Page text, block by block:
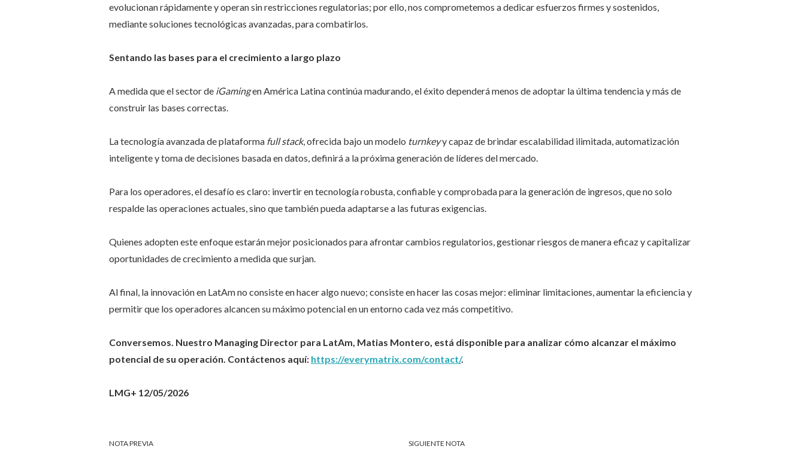
evolucionan rápidamente y operan sin restricciones regulatorias; por ello, nos comprometemos a dedicar esfuerzos firmes y sostenidos,
mediante soluciones tecnológicas avanzadas, para combatirlos.
Sentando las bases para el crecimiento a largo plazo
A medida que el sector de iGamingen América Latina continúa madurando, el éxito dependerá menos de adoptar la última tendencia y más de
construir las bases correctas.
La tecnología avanzada de plataforma full stack, ofrecida bajo un modelo turnkeyy capaz de brindar escalabilidad ilimitada, automatización
inteligente y toma de decisiones basada en datos, definirá a la próxima generación de líderes del mercado.
Para los operadores, el desafío es claro: invertir en tecnología robusta, confiable y comprobada para la generación de ingresos, que no solo
respalde las operaciones actuales, sino que también pueda adaptarse a las futuras exigencias.
Quienes adopten este enfoque estarán mejor posicionados para afrontar cambios regulatorios, gestionar riesgos de manera eficaz y capitalizar
oportunidades de crecimiento a medida que surjan.
Al final, la innovación en LatAm no consiste en hacer algo nuevo; consiste en hacer las cosas mejor: eliminar limitaciones, aumentar la eficiencia y
permitir que los operadores alcancen su máximo potencial en un entorno cada vez más competitivo.
Conversemos. Nuestro Managing Director para LatAm, Matias Montero, está disponible para analizar cómo alcanzar el máximo
potencial de su operación. Contáctenos aquí: https://everymatrix.com/contact/.
LMG+ 12/05/2026
NOTA PREVIA SIGUIENTE NOTA